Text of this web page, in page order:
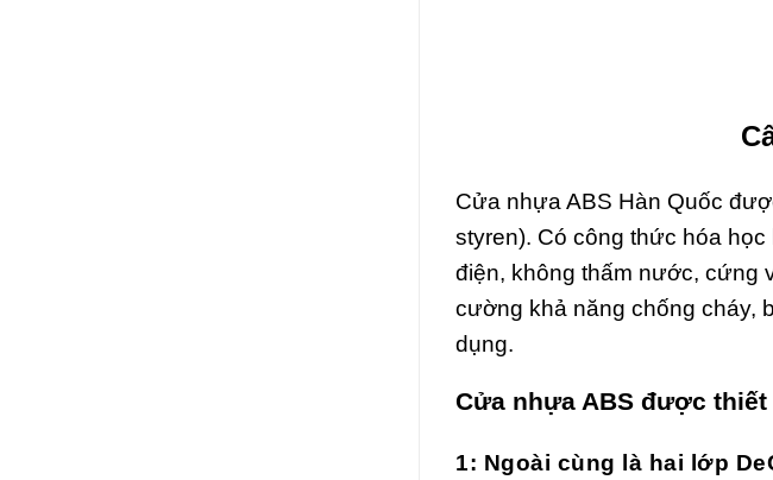
Cửa nhựa ABS Hàn Quốc
styren). Có công thức hóa học
điện, không thấm nước, cứng
cường khả năng chống cháy,
dụng.
Cửa nhựa ABS được thiết
1: Ngoài cùng là hai lớp